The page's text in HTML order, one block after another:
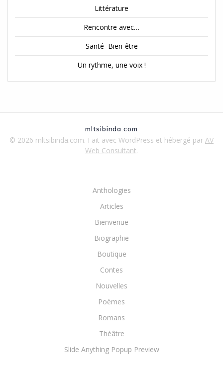
Littérature
Rencontre avec…
Santé–Bien-être
Un rythme, une voix !
mltsibinda.com
© 2026 mltsibinda.com. Fait avec WordPress et hébergé par AV
Web Consultant.
Anthologies
Articles
Bienvenue
Biographie
Boutique
Contes
Nouvelles
Poèmes
Romans
Théâtre
Slide Anything Popup Preview